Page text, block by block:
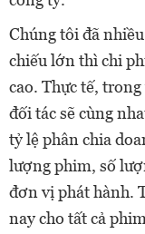
Chúng tôi đã
chiếu lớn thì chi
cao. Thực tế,
đối tác sẽ cùng
tỷ lệ phân chia
lượng phim, số
đơn vị phát hành.
nay cho tất cả